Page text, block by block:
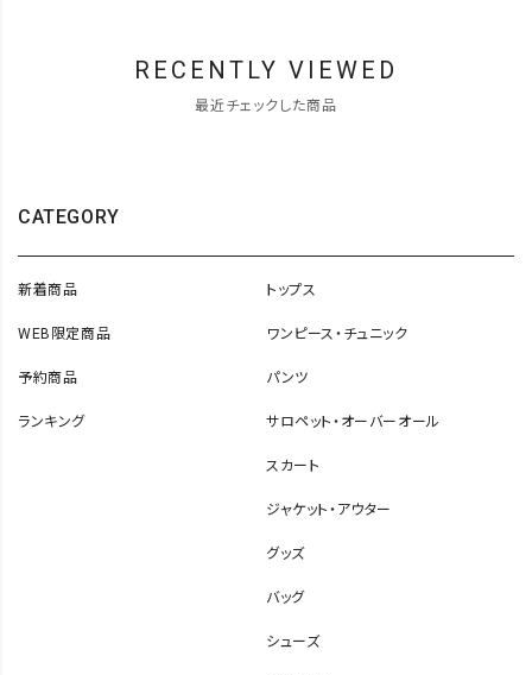
RECENTLY VIEWED
最近チェックした商品
CATEGORY
新着商品
WEB限定商品
予約商品
ランキング
トップス
ワンピース・チュニック
パンツ
サロペット・オーバーオール
スカート
ジャケット・アウター
グッズ
バッグ
シューズ